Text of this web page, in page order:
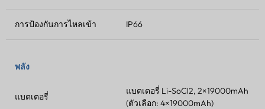
การป้องกันการไหลเข้า IP66
พลัง
แบตเตอรี่
แบตเตอรี่ Li-SoCl2, 2×19000mAh
(ตัวเลือก: 4×19000mAh)